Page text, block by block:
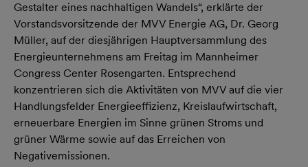
Gestalter eines nachhaltigen Wandels“, erklärte der
Vorstandsvorsitzende der MVV Energie AG, Dr. Georg
Müller, auf der diesjährigen Hauptversammlung des
Energieunternehmens am Freitag im Mannheimer
Congress Center Rosengarten. Entsprechend
konzentrieren sich die Aktivitäten von MVV auf die vier
Handlungsfelder Energieeffizienz, Kreislaufwirtschaft,
erneuerbare Energien im Sinne grünen Stroms und
grüner Wärme sowie auf das Erreichen von
Negativemissionen.